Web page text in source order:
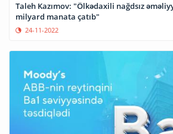
Taleh Kazımov: "Ölkədaxili nağdsız
milyard manata çatıb"
24-11-2022